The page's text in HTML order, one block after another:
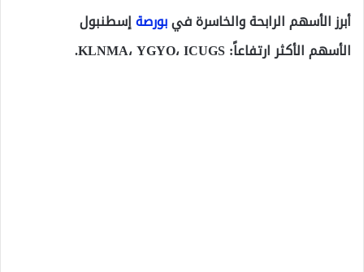
أبرز الأسهم الرابحة والخاسرة فيبورصةإسطنبول
الأسهم الأكثر ارتفاعاً:KLNMA، YGYO، ICUGS.